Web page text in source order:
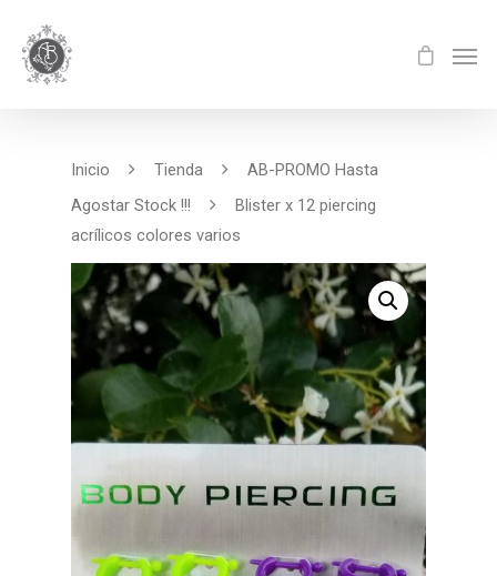
Inicio Tienda
AB-PROMO Hasta
Agostar Stock !!!
Blister x 12 piercing
acrílicos colores varios